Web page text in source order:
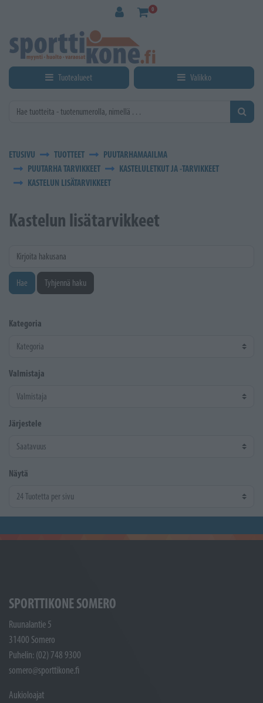
0
Tuotealueet Valikko
ETUSIVU TUOTTEET
PUUTARHAMAAILMA
PUUTARHA TARVIKKEET
KASTELULETKUT JA -TARVIKKEET
KASTELUN LISÄTARVIKKEET
Kastelun lisätarvikkeet
Kirjoita hakusana
Hae Tyhjennä haku
Kategoria
Valmistaja
Järjestele
Näytä
SPORTTIKONE SOMERO
Ruunalantie 5
31400 Somero
Puhelin: (02) 748 9300
somero@sporttikone.fi
Aukioloajat